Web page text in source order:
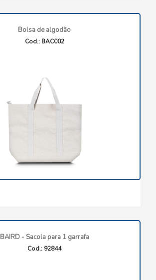
Bolsa de algodão
Cod.: BAC002
BAIRD - Sacola para 1 garrafa
Cod.: 92844